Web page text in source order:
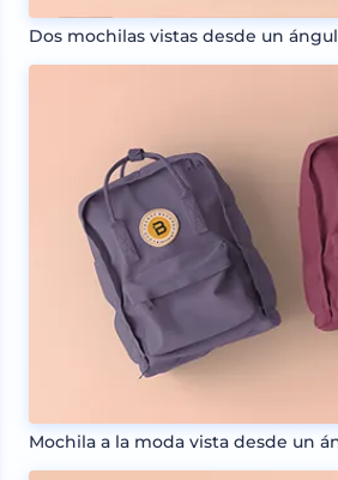
Dos mochilas vistas desde un
Mochila a la moda vista desde un